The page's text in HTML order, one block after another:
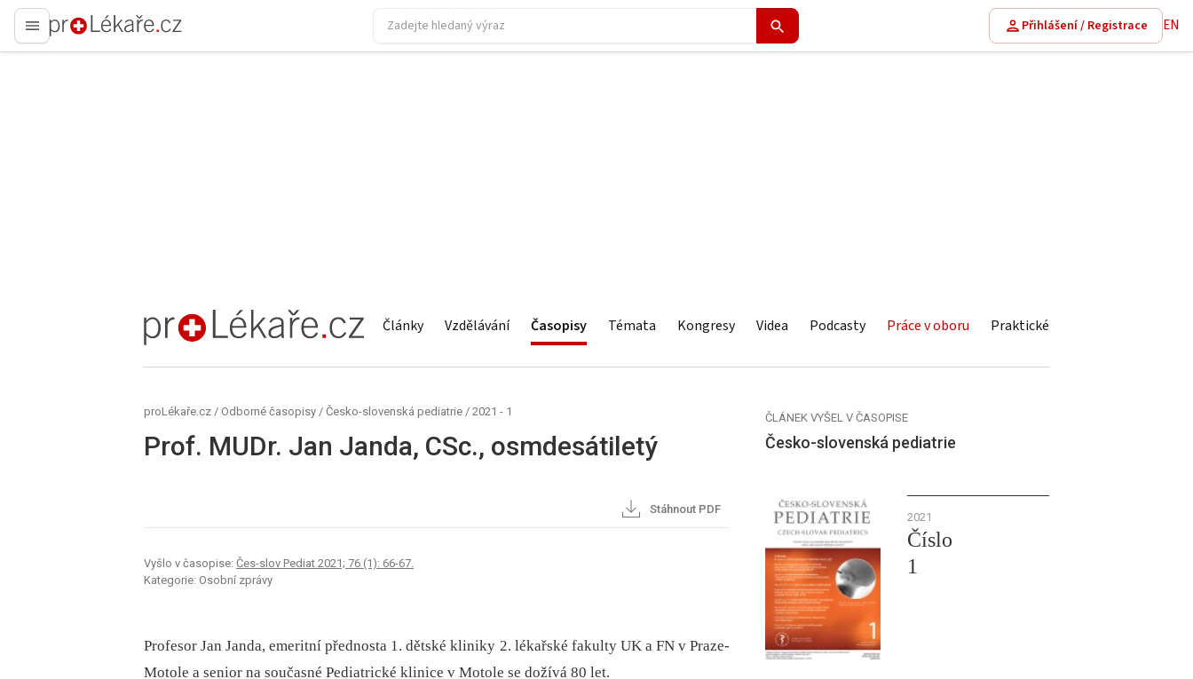
proLékaře.cz
Přihlášení / Registrace EN
proLékaře.cz Články Vzdělávání Časopisy Témata Kongresy Videa Podcasty Práce v oboru Praktické
proLékaře.cz / Odborné časopisy / Česko-slovenská pediatrie / 2021 - 1
Prof. MUDr. Jan Janda, CSc., osmdesátiletý
Stáhnout PDF
Vyšlo v časopise: Čes-slov Pediat 2021; 76 (1): 66-67.
Kategorie: Osobní zprávy
Profesor Jan Janda, emeritní přednosta 1. dětské kliniky 2. lékařské fakulty UK a FN v Praze-
Motole a senior na současné Pediatrické klinice v Motole se dožívá 80 let.
ČLÁNEK VYŠEL V ČASOPISE
Česko-slovenská pediatrie
2021
Číslo
1